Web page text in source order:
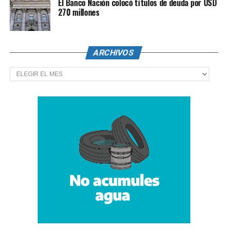
270 millones
ARCHIVOS
Archivos